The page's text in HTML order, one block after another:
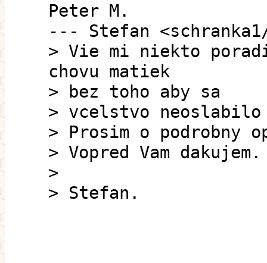
Peter M.
--- Stefan
> Vie mi niekto
chovu matiek
> bez toho aby sa
> vcelstvo
> Prosim o podrobny
> Vopred Vam dakujem.
>
> Stefan.